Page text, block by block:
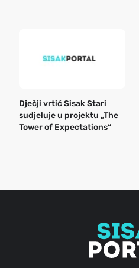
Dječji vrtić Sisak Stari
sudjeluje u projektu „The
Tower of Expectations“